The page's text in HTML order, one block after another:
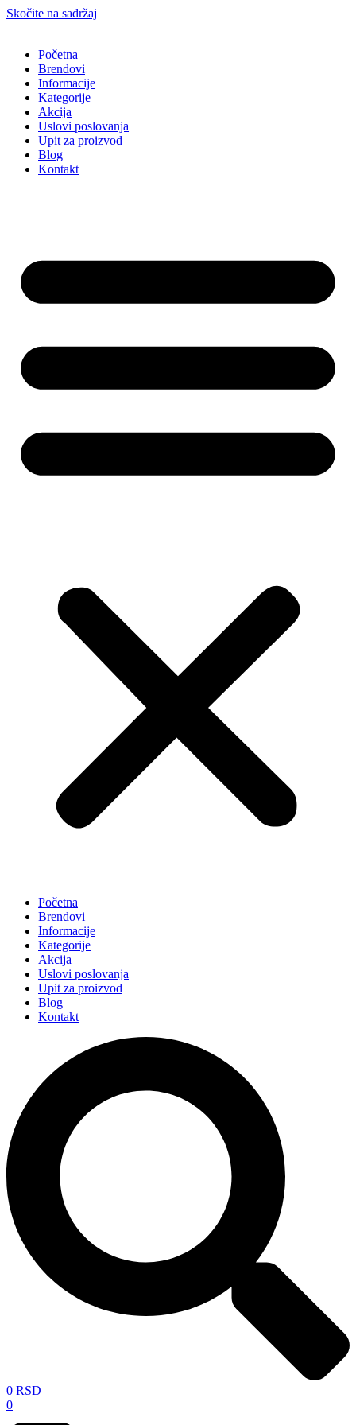
Skočite na sadržaj
Početna
Brendovi
Informacije
Kategorije
Akcija
Uslovi poslovanja
Upit za proizvod
Blog
Kontakt
Početna
Brendovi
Informacije
Kategorije
Akcija
Uslovi poslovanja
Upit za proizvod
Blog
Kontakt
0 RSD
0